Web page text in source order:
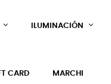
ILUMINACIÓN
CARD MARCHI